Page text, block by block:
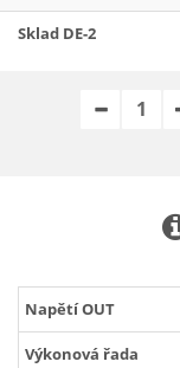
Sklad DE-2
Napětí OUT
Výkonová řada